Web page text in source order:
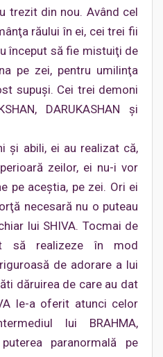
trezit din nou. Având cel
răului în ei, cei trei fii
început să fie mistuiţi de
pe zei, pentru umilinţa
supuşi. Cei trei demoni
DARUKASHAN şi
şi abili, ei au realizat că,
zeilor, ei nu-i vor
pe aceştia, pe zei. Ori ei
necesară nu o puteau
lui SHIVA. Tocmai de
să realizeze în mod
de adorare a lui
dăruirea de care au dat
le-a oferit atunci celor
lui BRAHMA,
paranormală pe